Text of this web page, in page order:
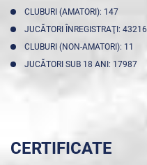
CLUBURI (AMATORI): 147
JUCĂTORI ÎNREGISTRAŢI: 43216
CLUBURI (NON-AMATORI): 11
JUCĂTORI SUB 18 ANI: 17987
CERTIFICATE